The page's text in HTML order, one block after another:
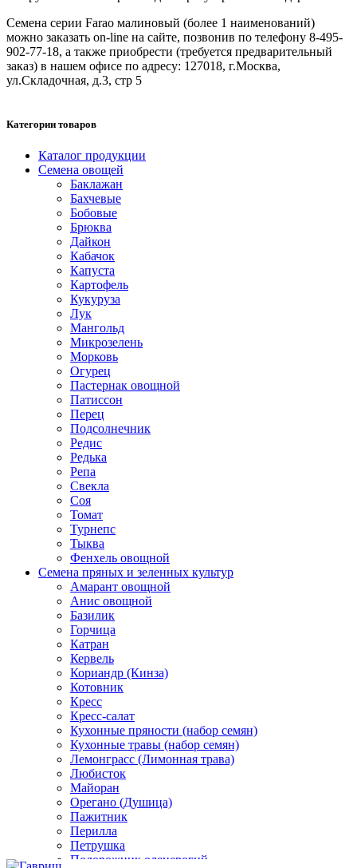
Семена серии Farao малиновый (более 1 наименований)
можно заказать on-line на сайте, позвонив по телефону 8-495-
902-77-18, а также приобрести (требуется предварительный
заказ) в нашем офисе по адресу: 127018, г.Москва,
ул.Складочная, д.3, стр 5
Категории товаров
Каталог продукции
Семена овощей
Баклажан
Бахчевые
Бобовые
Брюква
Дайкон
Кабачок
Капуста
Картофель
Кукуруза
Лук
Мангольд
Микрозелень
Морковь
Огурец
Пастернак овощной
Патиссон
Перец
Подсолнечник
Редис
Редька
Репа
Свекла
Соя
Томат
Турнепс
Тыква
Фенхель овощной
Семена пряных и зеленных культур
Амарант овощной
Анис овощной
Базилик
Горчица
Катран
Кервель
Кориандр (Кинза)
Котовник
Кресс
Кресс-салат
Кухонные пряности (набор семян)
Кухонные травы (набор семян)
Лемонграсс (Лимонная трава)
Любисток
Майоран
Орегано (Душица)
Пажитник
Перилла
Петрушка
Подорожник оленерогий